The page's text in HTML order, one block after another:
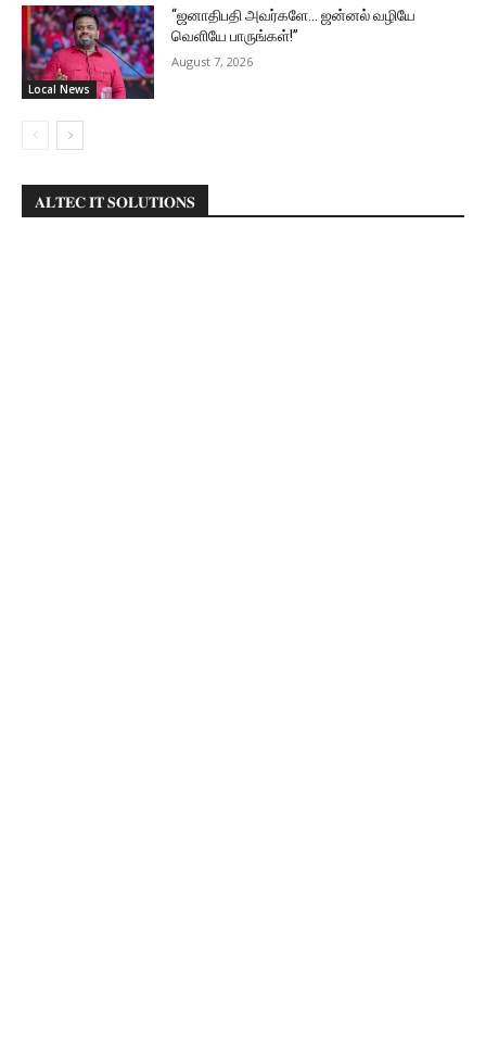
Local News
“ஜனாதிபதி அவர்களே… ஜன்னல் வழியே
வெளியே பாருங்கள்!”
August 7, 2026
𝐀𝐋𝐓𝐄𝐂 𝐈𝐓 𝐒𝐎𝐋𝐔𝐓𝐈𝐎𝐍𝐒